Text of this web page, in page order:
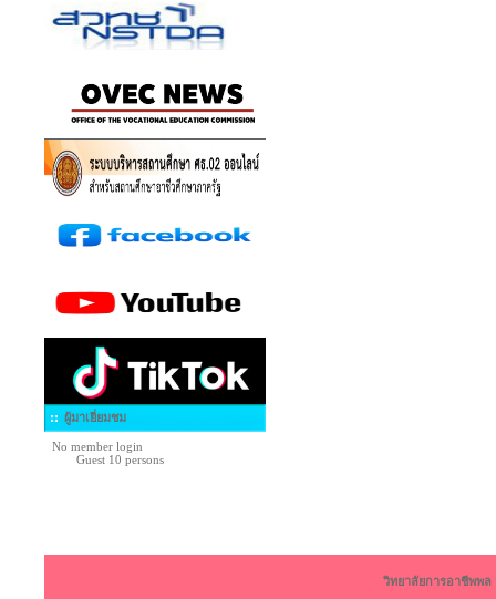
ผู้มาเยี่ยมชม
No member login
Guest 10 persons
วิทยาลัยการอาชีพพ